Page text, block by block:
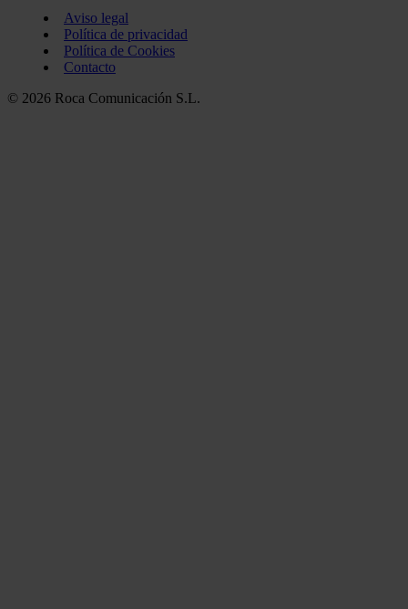
Aviso legal
Política de privacidad
Política de Cookies
Contacto
© 2026 Roca Comunicación S.L.